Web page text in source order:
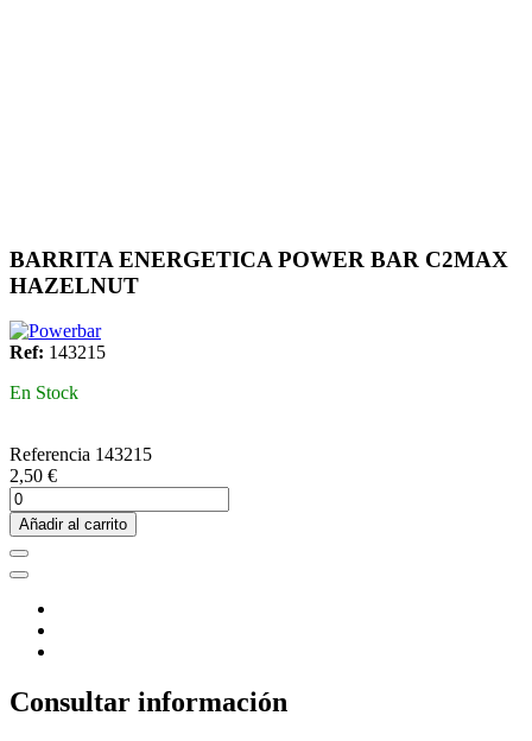
BARRITA ENERGETICA POWER BAR C2MAX
HAZELNUT
Ref: 143215
En Stock
Referencia 143215
2,50 €
Añadir al carrito
Consultar información